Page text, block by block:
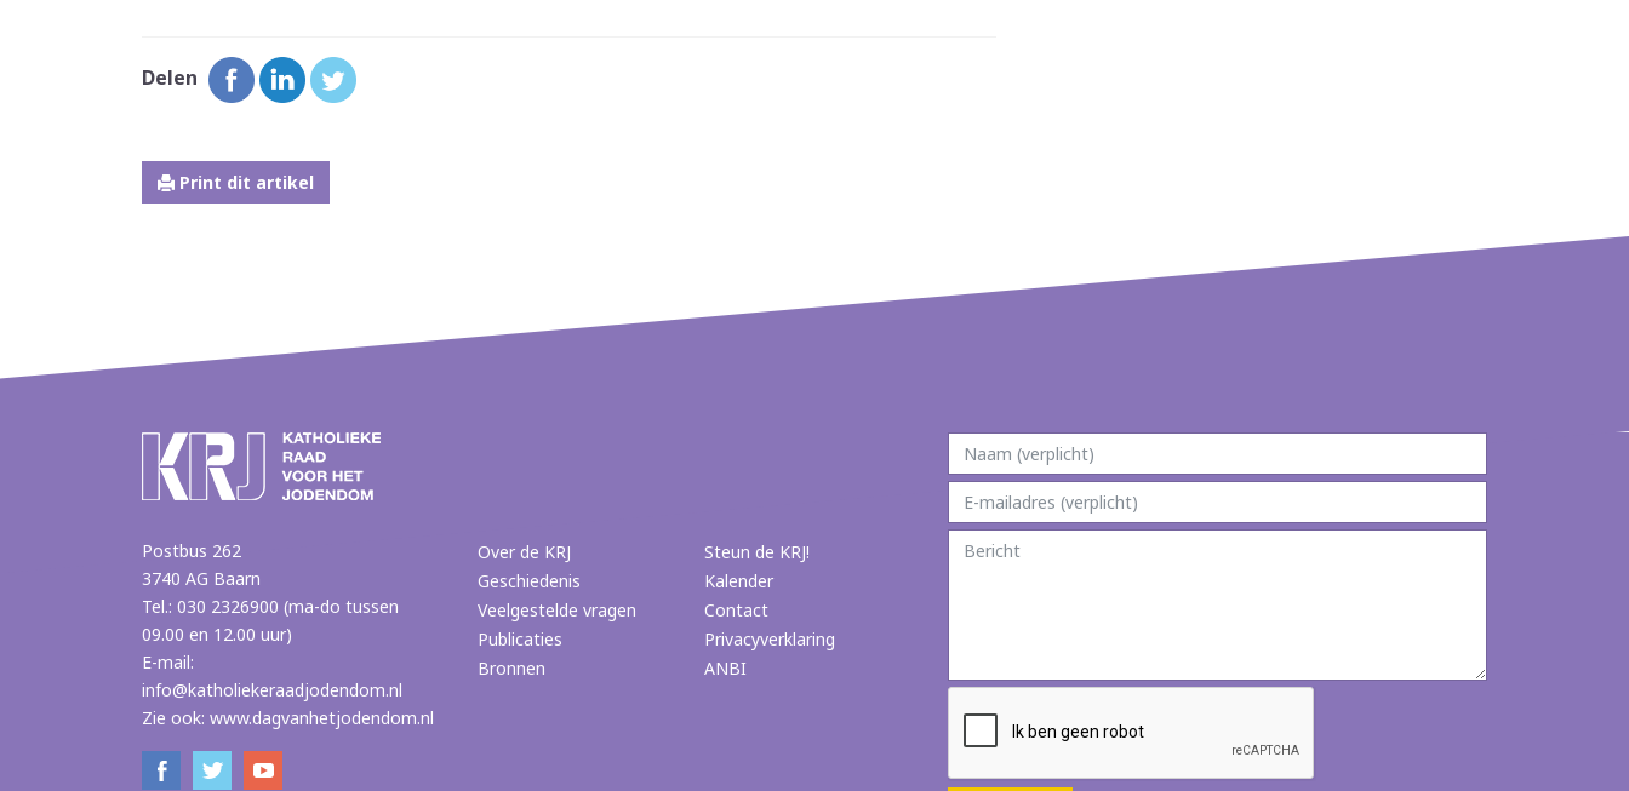
Delen
Print dit artikel
Postbus 262
3740 AG Baarn
Tel.: 030 2326900 (ma-do tussen
09.00 en 12.00 uur)
E-mail:
info@katholiekeraadjodendom.nl
Zie ook: www.dagvanhetjodendom.nl
Over de KRJ
Geschiedenis
Veelgestelde vragen
Publicaties
Bronnen
Steun de KRJ!
Kalender
Contact
Privacyverklaring
ANBI